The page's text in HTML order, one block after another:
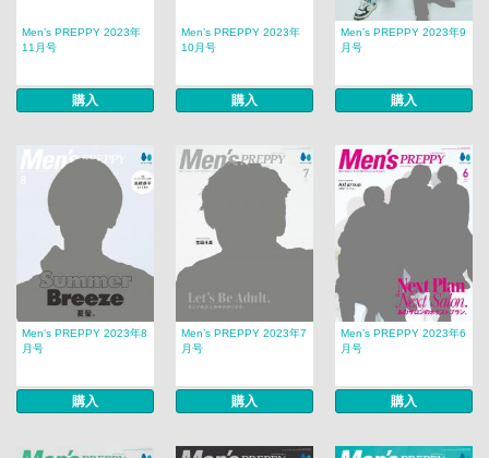
Men’s PREPPY 2023年
11月号
購入
Men’s PREPPY 2023年
10月号
購入
Men’s PREPPY 2023年9
月号
購入
Men’s PREPPY 2023年8
月号
購入
Men’s PREPPY 2023年7
月号
購入
Men’s PREPPY 2023年6
月号
購入